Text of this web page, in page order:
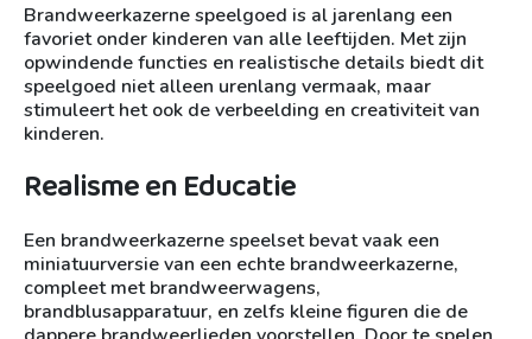
Brandweerkazerne speelgoed is al jarenlang een
favoriet onder kinderen van alle leeftijden. Met zijn
opwindende functies en realistische details biedt dit
speelgoed niet alleen urenlang vermaak, maar
stimuleert het ook de verbeelding en creativiteit van
kinderen.
Realisme en Educatie
Een brandweerkazerne speelset bevat vaak een
miniatuurversie van een echte brandweerkazerne,
compleet met brandweerwagens,
brandblusapparatuur, en zelfs kleine figuren die de